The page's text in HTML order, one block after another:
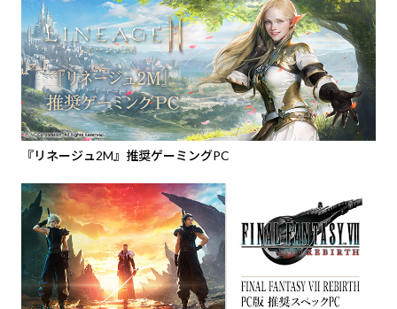
『リネージュ2M』推奨ゲーミングPC